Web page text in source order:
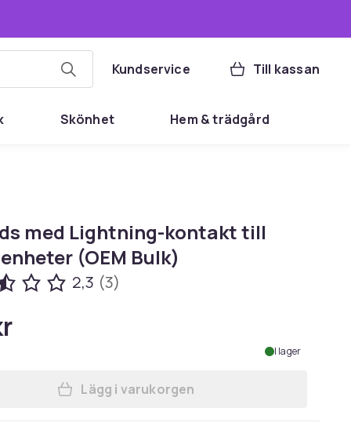
Kundservice Till kassan
Skönhet Hem & trädgård
med Lightning-kontakt till
(OEM Bulk)
2,3 (3)
I lager
Lägg till EarPods med Lightning-
Lägg i varukorgen